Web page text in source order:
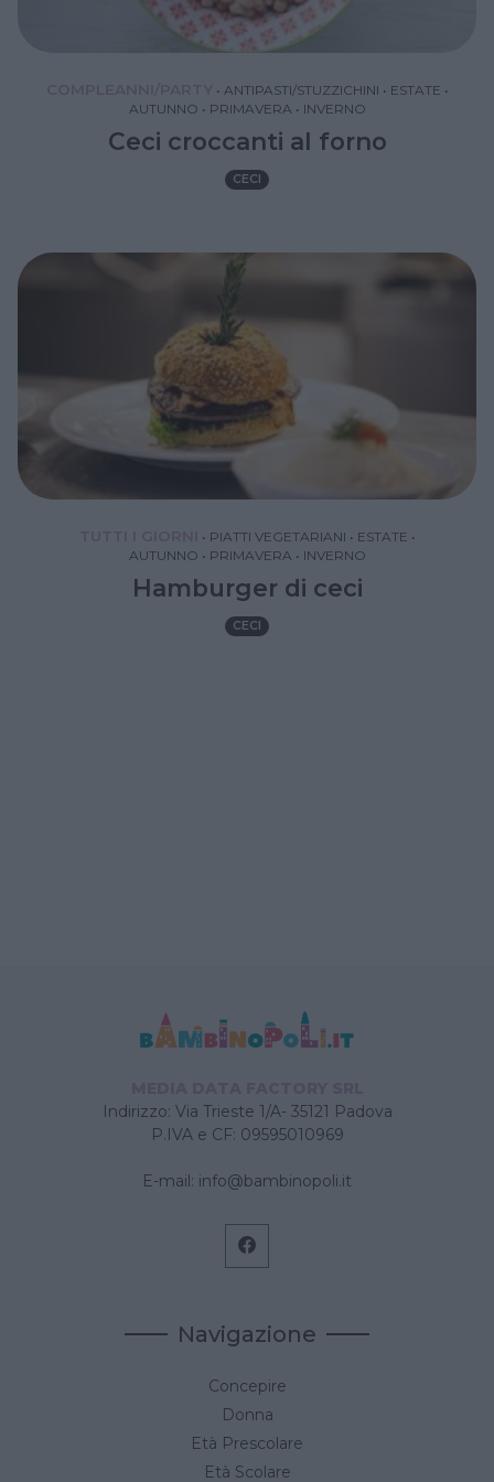
• ANTIPASTI/STUZZICHINI • ESTATE •
AUTUNNO • PRIMAVERA • INVERNO
Ceci croccanti al forno
CECI
• PIATTI VEGETARIANI • ESTATE •
AUTUNNO • PRIMAVERA • INVERNO
Hamburger di ceci
CECI
Indirizzo: Via Trieste 1/A- 35121 Padova
P.IVA e CF: 09595010969
E-mail: info@bambinopoli.it
Navigazione
Concepire
Donna
Età Prescolare
Età Scolare